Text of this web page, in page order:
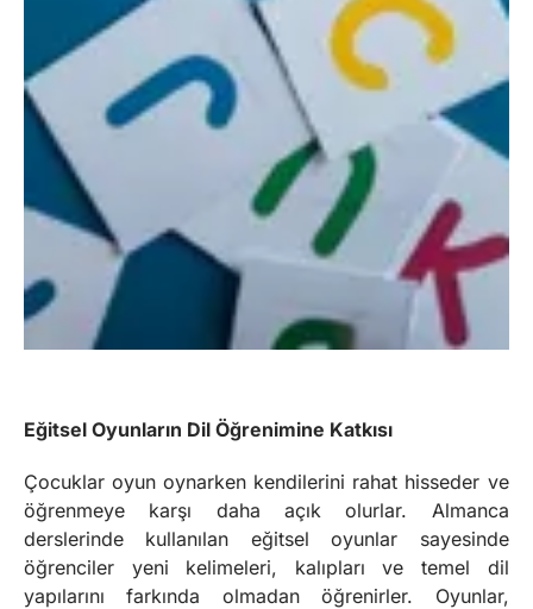
Eğitsel Oyunların Dil Öğrenimine Katkısı
Çocuklar oyun oynarken kendilerini rahat hisseder ve
öğrenmeye karşı daha açık olurlar. Almanca
derslerinde kullanılan eğitsel oyunlar sayesinde
öğrenciler yeni kelimeleri, kalıpları ve temel dil
yapılarını farkında olmadan öğrenirler. Oyunlar,